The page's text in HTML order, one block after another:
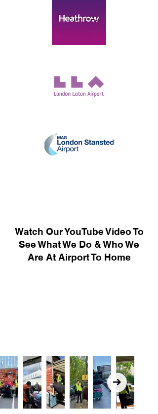
Watch Our YouTube Video To
See What We Do & Who We
Are At Airport To Home